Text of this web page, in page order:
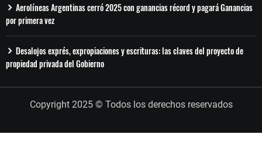
Aerolíneas Argentinas cerró 2025 con ganancias récord y pagará Ganancias
por primera vez
Desalojos exprés, expropiaciones y escrituras: las claves del proyecto de
propiedad privada del Gobierno
Copyright 2025 © Todos los derechos reservados